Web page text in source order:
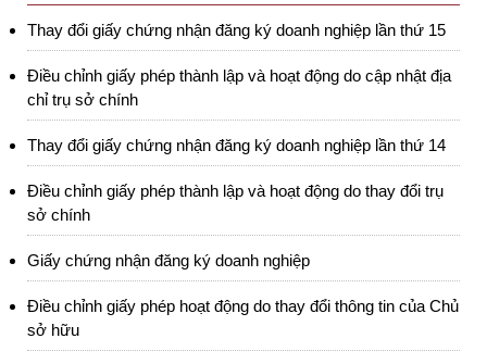
Thay đổi giấy chứng nhận đăng ký doanh nghiệp lần thứ 15
Điều chỉnh giấy phép thành lập và hoạt động do cập nhật địa
chỉ trụ sở chính
Thay đổi giấy chứng nhận đăng ký doanh nghiệp lần thứ 14
Điều chỉnh giấy phép thành lập và hoạt động do thay đổi trụ
sở chính
Giấy chứng nhận đăng ký doanh nghiệp
Điều chỉnh giấy phép hoạt động do thay đổi thông tin của Chủ
sở hữu